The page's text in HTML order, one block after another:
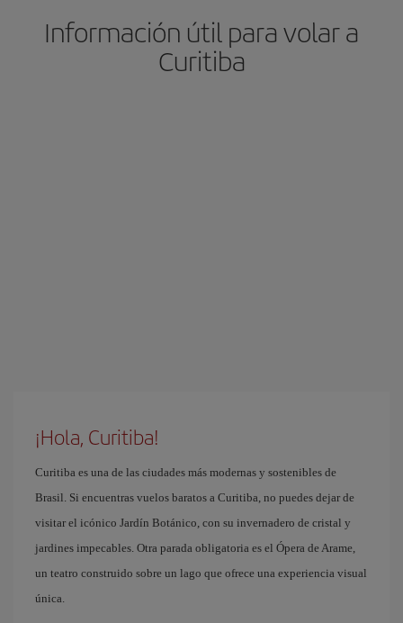
Información útil para volar a
Curitiba
¡Hola, Curitiba!
Curitiba es una de las ciudades más modernas y sostenibles de
Brasil. Si encuentras vuelos baratos a Curitiba, no puedes dejar de
visitar el icónico Jardín Botánico, con su invernadero de cristal y
jardines impecables. Otra parada obligatoria es el Ópera de Arame,
un teatro construido sobre un lago que ofrece una experiencia visual
única.